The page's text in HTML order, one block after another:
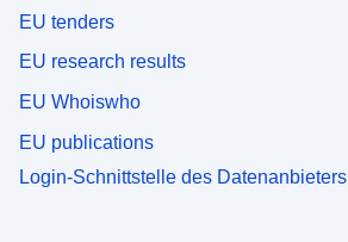
EU tenders
EU research results
EU Whoiswho
EU publications
Login-Schnittstelle des Datenanbieters